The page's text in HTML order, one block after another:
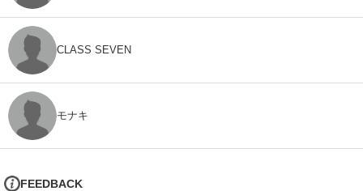
CLASS SEVEN
モナキ
FEEDBACK